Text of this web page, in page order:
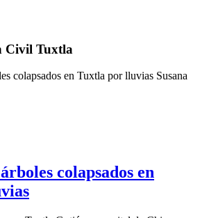
Civil Tuxtla
colapsados en